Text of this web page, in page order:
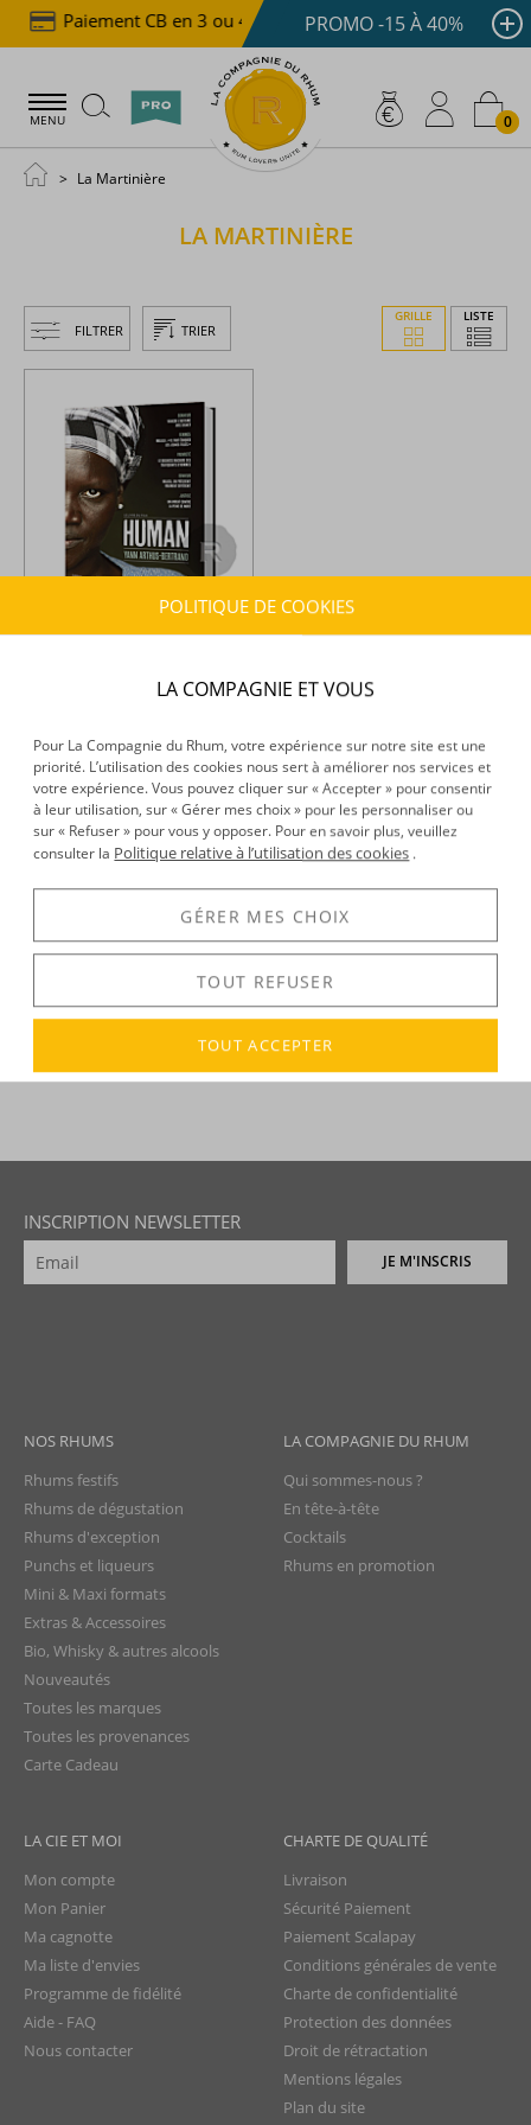
Paiement CB en 3 ou 4x dès 100 € Livraison
PROMO -15 À 40%
MENU 0
La Martinière
LA MARTINIÈRE
FILTRER TRIER
GRILLE LISTE
Livre -Human - Yann Arthus
Vous avez vu1article(s) sur 1
LIVRAISON
FRAIS DE PORT
dès 150 € d’achat
PAIEMENT 100%
INSCRIPTION NEWSLETTER
JE M'INSCRIS
NOS RHUMS
Rhums festifs
Rhums de dégustation
Rhums d'exception
Punchs et liqueurs
Mini & Maxi formats
Extras & Accessoires
Bio, Whisky & autres alcools
Nouveautés
Toutes les marques
Toutes les provenances
Carte Cadeau
LA COMPAGNIE DU RHUM
Qui sommes-nous ?
En tête-à-tête
Cocktails
Rhums en promotion
LA CIE ET MOI
Mon compte
Mon Panier
Ma cagnotte
Ma liste d'envies
Programme de fidélité
Aide - FAQ
Nous contacter
CHARTE DE QUALITÉ
Livraison
Sécurité Paiement
Paiement Scalapay
Conditions générales de vente
Charte de confidentialité
Protection des données
Droit de rétractation
Mentions légales
Plan du site
POLITIQUE DE COOKIES
LA COMPAGNIE ET VOUS
Pour La Compagnie du Rhum, votre expérience sur notre site est une
priorité. L’utilisation des cookies nous sert à améliorer nos services et
votre expérience. Vous pouvez cliquer sur « Accepter » pour consentir
à leur utilisation, sur « Gérer mes choix » pour les personnaliser ou
sur « Refuser » pour vous y opposer. Pour en savoir plus, veuillez
consulter la Politique relative à l’utilisation des cookies .
GÉRER MES CHOIX
TOUT REFUSER
TOUT ACCEPTER